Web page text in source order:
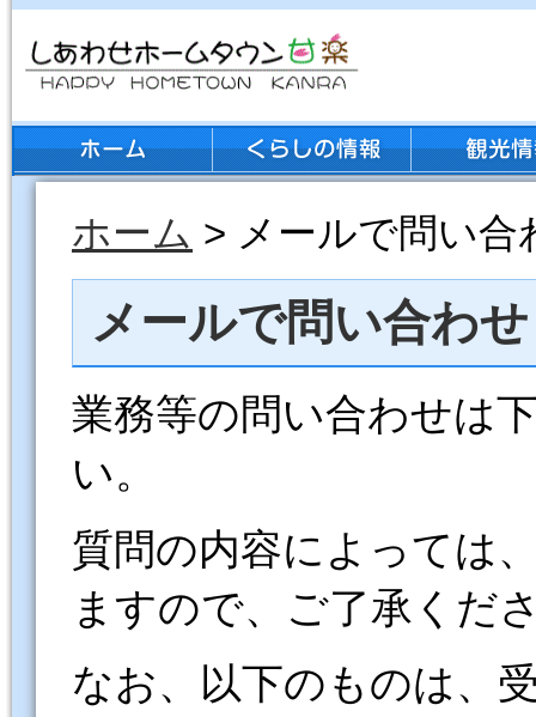
ホーム > メールで問い合
メールで問い合わせ
業務等の問い合わせは
い。
質問の内容によっては
ますので、ご了承くだ
なお、以下のものは、